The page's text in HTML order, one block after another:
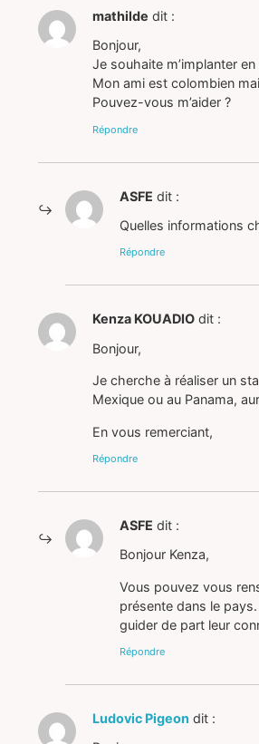
mathilde dit :
Bonjour,
Je souhaite m’implanter
Mon ami est colombien
Pouvez-vous m’aider ?
Répondre
ASFE dit :
Quelles informations
Répondre
Kenza KOUADIO dit :
Bonjour,
Je cherche à réaliser un
Mexique ou au Panama,
En vous remerciant,
Répondre
ASFE dit :
Bonjour Kenza,
Vous pouvez vous
présente dans le
guider de part leur
Répondre
Ludovic Pigeon dit :